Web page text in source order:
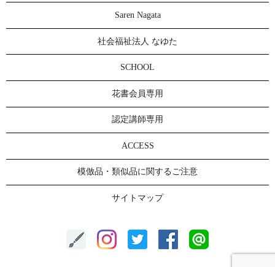
Saren Nagata
社会福祉法人 なゆた
SCHOOL
花書会員専用
認定講師専用
ACCESS
模倣品・類似品に関するご注意
サイトマップ